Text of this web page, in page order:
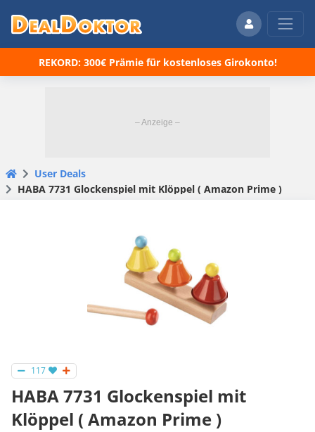
REKORD: 300€ Prämie für kostenloses Girokonto!
User Deals
HABA 7731 Glockenspiel mit Klöppel ( Amazon Prime )
117
HABA 7731 Glockenspiel mit
Klöppel ( Amazon Prime )